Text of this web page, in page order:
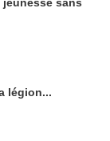
légion...